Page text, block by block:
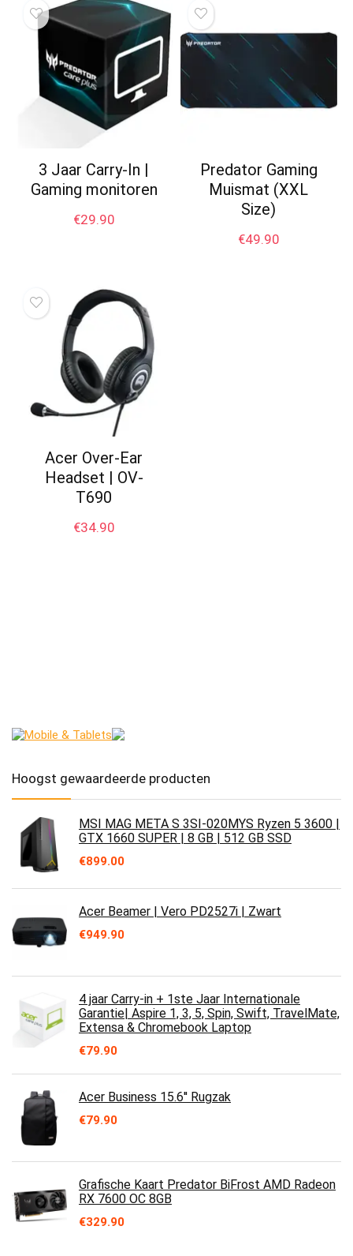
3 Jaar Carry-In |
Gaming monitoren
€29.90
Predator Gaming
Muismat (XXL
Size)
€49.90
Acer Over-Ear
Headset | OV-
T690
€34.90
Hoogst gewaardeerde producten
MSI MAG META S 3SI-020MYS Ryzen 5 3600 |
GTX 1660 SUPER | 8 GB | 512 GB SSD
€899.00
Acer Beamer | Vero PD2527i | Zwart
€949.90
4 jaar Carry-in + 1ste Jaar Internationale
Garantie| Aspire 1, 3, 5, Spin, Swift, TravelMate,
Extensa & Chromebook Laptop
€79.90
Acer Business 15.6'' Rugzak
€79.90
Grafische Kaart Predator BiFrost AMD Radeon
RX 7600 OC 8GB
€329.90